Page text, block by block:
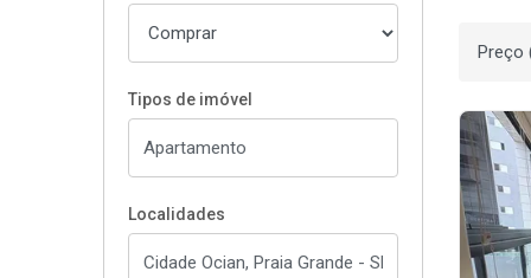
Tipos de imóvel
Localidades